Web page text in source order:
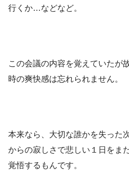
行くか…などなど。
この会議の内容を覚えていたが
時の爽快感は忘れられません。
本来なら、大切な誰かを失った
からの寂しさで悲しい１日をま
覚悟するもんです。